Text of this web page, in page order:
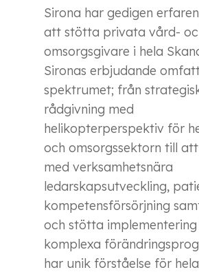
Sirona har gedigen
att stötta privata vård-
omsorgsgivare i hela
Sironas erbjudande
spektrumet; från
rådgivning med
helikopterperspektiv för
och omsorgssektorn till
med verksamhetsnära
ledarskapsutveckling,
kompetensförsörjning
och stötta implementering
komplexa
har unik förståelse för hela